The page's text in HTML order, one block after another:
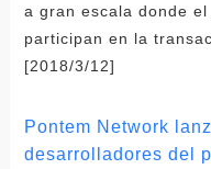
a gran escala donde
participan en la
[2018/3/12]
Pontem Network
desarrolladores del